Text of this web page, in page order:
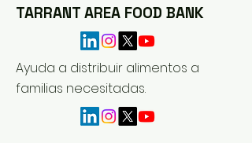
TARRANT AREA FOOD BANK
Ayuda a distribuir alimentos a
familias necesitadas.